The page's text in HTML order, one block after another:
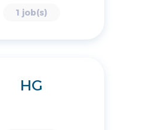
1 job(s)
HG